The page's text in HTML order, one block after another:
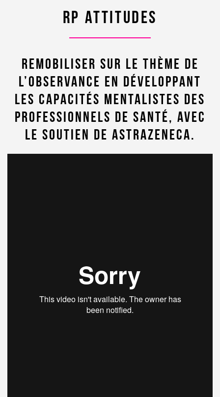
RP Attitudes
Remobiliser sur le thème de
l’observance en développant
les capacités mentalistes des
professionnels de santé, avec
le soutien de AstraZeneca.